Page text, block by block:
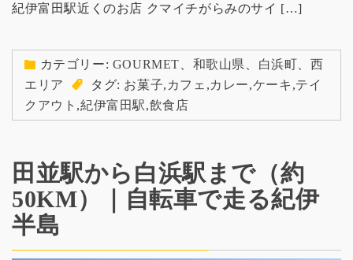
紀伊富田駅近くのお店 クマイチがらみのサイ […]
カテゴリー: GOURMET 和歌山県 白浜町 、西
エリア
タグ: お菓子, カフェ ,カレー,ケーキ ,テイ
クアウト ,紀伊富田駅,飲食店
田並駅から白浜駅まで（約
50KM）｜自転車で走る紀伊
半島